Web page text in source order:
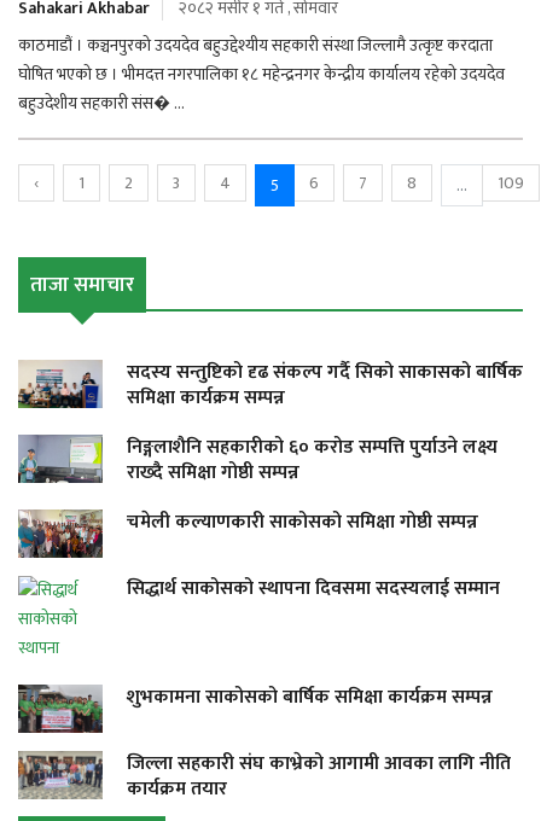
Sahakari Akhabar
२०८२ मंसीर १ गते , सोमवार
काठमाडौं । कञ्चनपुरको उदयदेव बहुउद्देश्यीय सहकारी संस्था जिल्लामै उत्कृष्ट करदाता
घोषित भएको छ । भीमदत्त नगरपालिका १८ महेन्द्रनगर केन्द्रीय कार्यालय रहेको उदयदेव
बहुउदेशीय सहकारी संस� ...
‹ 1 2 3 4 5 6 7 8 ... 109
ताजा समाचार
सदस्य सन्तुष्टिको दृढ संकल्प गर्दै सिको साकासको बार्षिक
समिक्षा कार्यक्रम सम्पन्न
निङ्गलाशैनि सहकारीको ६० करोड सम्पत्ति पुर्याउने लक्ष्य
राख्दै समिक्षा गोष्ठी सम्पन्न
चमेली कल्याणकारी साकोसको समिक्षा गोष्ठी सम्पन्न
सिद्धार्थ साकोसको स्थापना दिवसमा सदस्यलाई सम्मान
शुभकामना साकोसको बार्षिक समिक्षा कार्यक्रम सम्पन्न
जिल्ला सहकारी संघ काभ्रेको आगामी आवका लागि नीति
कार्यक्रम तयार